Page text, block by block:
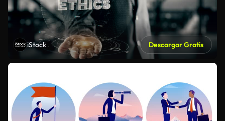
iStock Descargar Gratis